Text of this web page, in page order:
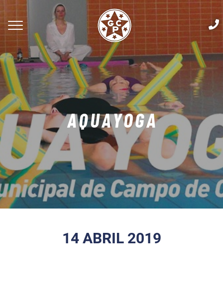
AQUAYOGA
14 ABRIL 2019